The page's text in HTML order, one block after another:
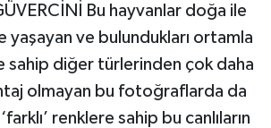
Bu hayvanlar doğa ile
yaşayan ve bulundukları ortamla
sahip diğer türlerinden çok daha
olmayan bu fotoğraflarda da
renklere sahip bu canlıların